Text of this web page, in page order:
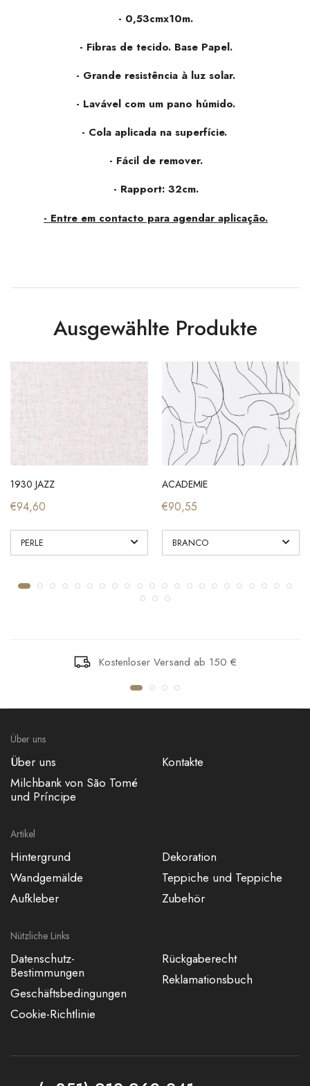
- 0,53cmx10m.
- Fibras de tecido. Base Papel.
- Grande resistência à luz solar.
- Lavável com um pano húmido.
- Cola aplicada na superfície.
- Fácil de remover.
- Rapport: 32cm.
- Entre em contacto para agendar aplicação.
Ausgewählte Produkte
1930 JAZZ
€94,60
ACADEMIE
€90,55
Kostenloser Versand ab 150 €
Über uns
Über uns
Milchbank von São Tomé
und Príncipe
Kontakte
Artikel
Hintergrund
Wandgemälde
Aufkleber
Dekoration
Teppiche und Teppiche
Zubehör
Nützliche Links
Datenschutz-
Bestimmungen
Geschäftsbedingungen
Cookie-Richtlinie
Rückgaberecht
Reklamationsbuch